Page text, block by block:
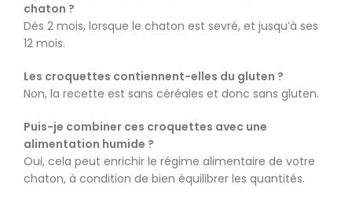
chaton ?
Dès 2 mois, lorsque le chaton est sevré, et jusqu’à ses
12 mois.
Les croquettes contiennent-elles du gluten ?
Non, la recette est sans céréales et donc sans gluten.
Puis-je combiner ces croquettes avec une
alimentation humide ?
Oui, cela peut enrichir le régime alimentaire de votre
chaton, à condition de bien équilibrer les quantités.